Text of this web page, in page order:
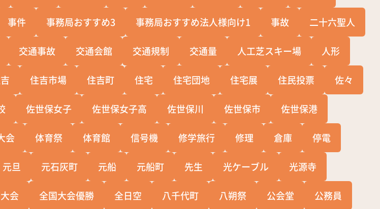
事件 事務局おすすめ3 事務局おすすめ法人様向け1 事故 二十六聖人
交通事故 交通会館 交通規制 交通量 人工芝スキー場 人形
住吉市場 住吉町 住宅 住宅団地 住宅展 住民投票 佐々
佐世保女子 佐世保女子高 佐世保川 佐世保市 佐世保港
会 体育祭 体育館 信号機 修学旅行 修理 倉庫 停電
元旦 元石灰町 元船 元船町 先生 光ケーブル 光源寺
会 全国大会優勝 全日空 八千代町 八朔祭 公会堂 公務員